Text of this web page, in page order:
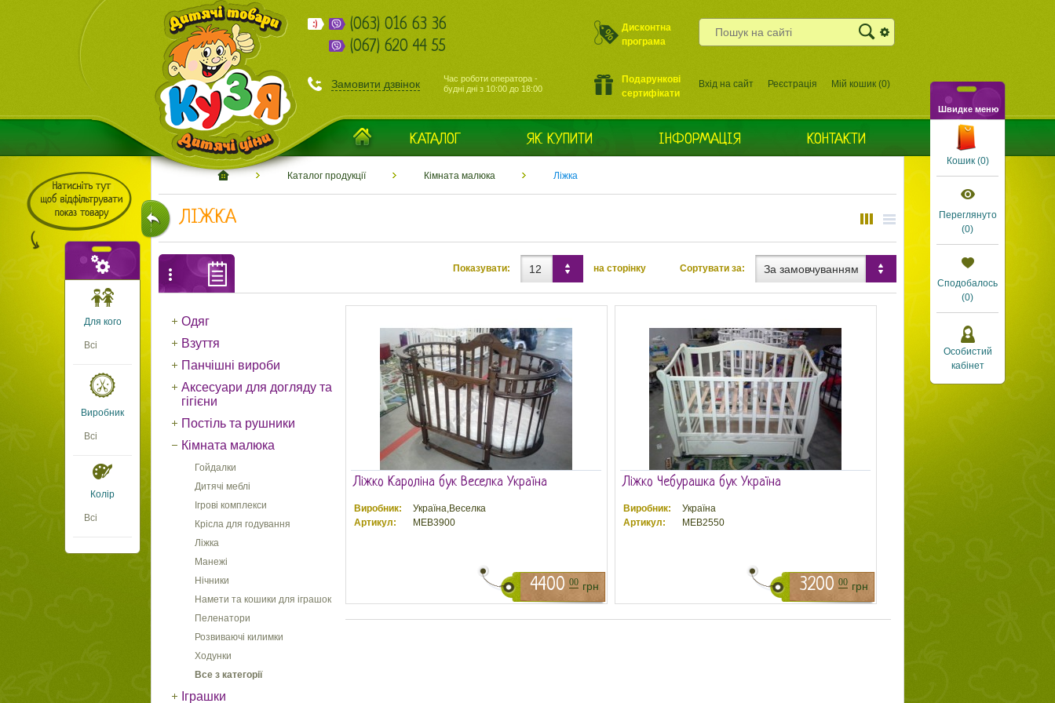
(063) 016 63 36
(067) 620 44 55
Дисконтна
програма
Замовити дзвінок
Час роботи оператора -
будні дні з 10:00 до 18:00
Подарункові
сертифікати
Вхід на сайт Реєстрація Мій кошик (0)
КАТАЛОГ ЯК КУПИТИ ІНФОРМАЦІЯ КОНТАКТИ
Швидке меню
Кошик (0)
Переглянуто
(0)
Сподобалось
(0)
Особистий
кабінет
Каталог продукції Кімната малюка Ліжка
ЛІЖКА
Показувати: 12 на сторінку Сортувати за: За замовчуванням
Для кого
Всі
Виробник
Всі
Колір
Всі
Одяг
Взуття
Панчішні вироби
Аксесуари для догляду та
гігієни
Постіль та рушники
Кімната малюка
Гойдалки
Дитячі меблі
Ігрові комплекси
Крісла для годування
Ліжка
Манежі
Нічники
Намети та кошики для іграшок
Пеленатори
Розвиваючі килимки
Ходунки
Все з категорії
Іграшки
Ліжко Кароліна бук Веселка Україна
Виробник:
Україна,Веселка
Артикул:
MEB3900
4400 00 грн
Ліжко Чебурашка бук Україна
Виробник:
Україна
Артикул:
MEB2550
3200 00 грн